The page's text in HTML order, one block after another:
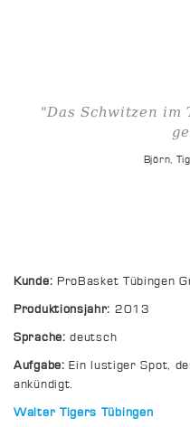
"Das Schwitzen im
Björn,
Kunde: ProBasket Tübingen
Produktionsjahr: 2013
Sprache: deutsch
Aufgabe: Ein lustiger Spot,
ankündigt.
Walter Tigers Tübingen